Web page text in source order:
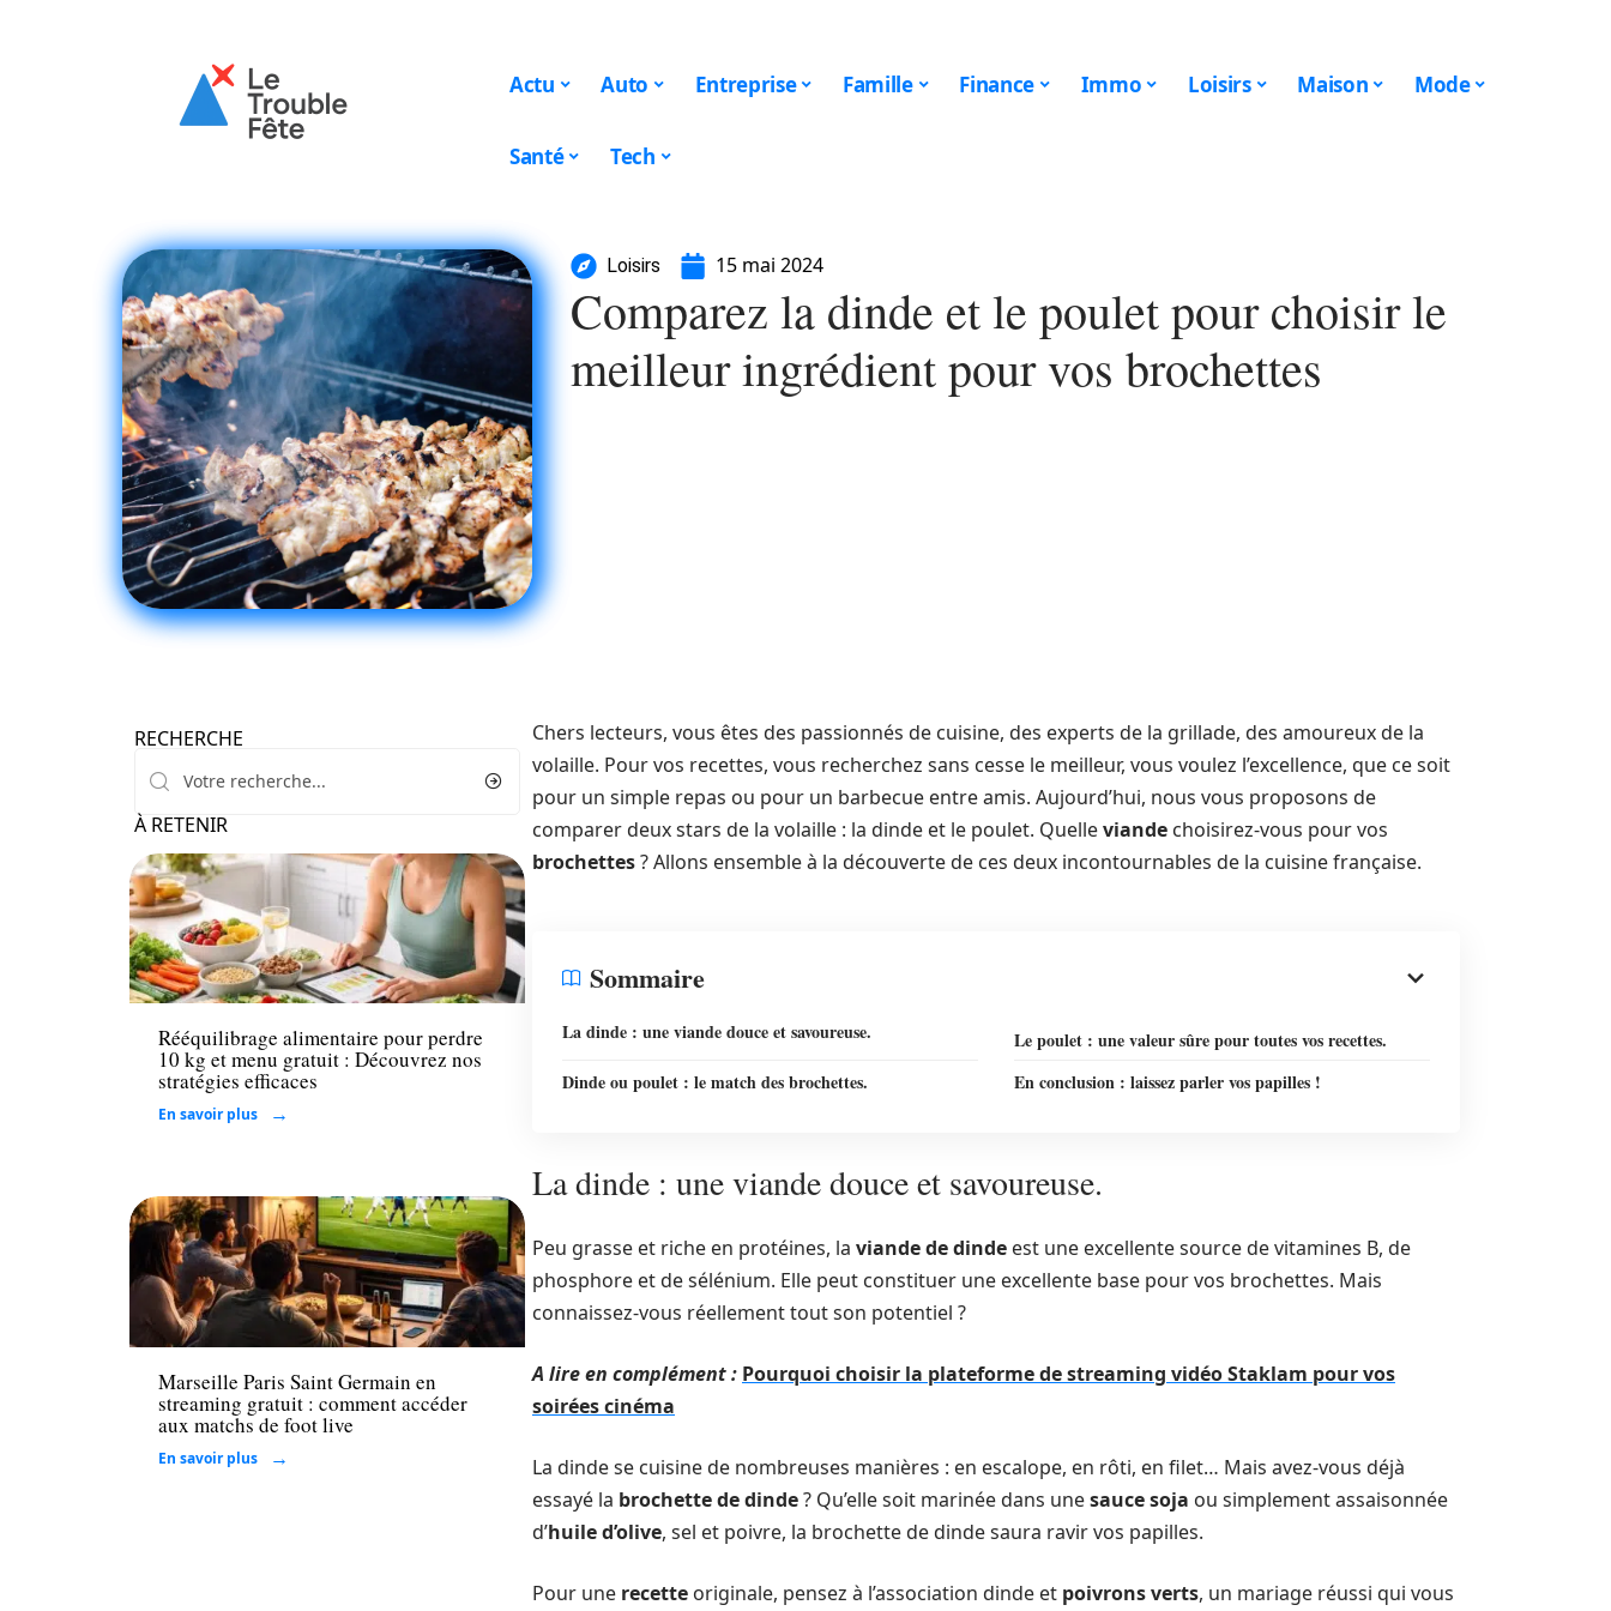
Actu Auto Entreprise Famille Finance Immo Loisirs Maison Mode
Santé Tech
Loisirs 15 mai 2024
Comparez la dinde et le poulet pour choisir le
meilleur ingrédient pour vos brochettes
RECHERCHE
À RETENIR
Santé
Rééquilibrage alimentaire pour perdre
10 kg et menu gratuit : Découvrez nos
stratégies efficaces
En savoir plus
Loisirs
Marseille Paris Saint Germain en
streaming gratuit : comment accéder
aux matchs de foot live
En savoir plus
Chers lecteurs, vous êtes des passionnés de cuisine, des experts de la grillade, des amoureux de la
volaille. Pour vos recettes, vous recherchez sans cesse le meilleur, vous voulez l’excellence, que ce soit
pour un simple repas ou pour un barbecue entre amis. Aujourd’hui, nous vous proposons de
comparer deux stars de la volaille : la dinde et le poulet. Quelleviande choisirez-vous pour vos
brochettes? Allons ensemble à la découverte de ces deux incontournables de la cuisine française.
Sommaire
La dinde : une viande douce et savoureuse.
Le poulet : une valeur sûre pour toutes vos recettes.
Dinde ou poulet : le match des brochettes.
En conclusion : laissez parler vos papilles !
La dinde : une viande douce et savoureuse.
Peu grasse et riche en protéines, la viande de dinde est une excellente source de vitamines B, de
phosphore et de sélénium. Elle peut constituer une excellente base pour vos brochettes. Mais
connaissez-vous réellement tout son potentiel ?
A lire en complément : Pourquoi choisir la plateforme de streaming vidéo Staklam pour vos
soirées cinéma
La dinde se cuisine de nombreuses manières : en escalope, en rôti, en filet… Mais avez-vous déjà
essayé la brochette de dinde? Qu’elle soit marinée dans unesauce soja ou simplement assaisonnée
d’huile d’olive, sel et poivre, la brochette de dinde saura ravir vos papilles.
Pour une recette originale, pensez à l’association dinde et poivrons verts, un mariage réussi qui vous